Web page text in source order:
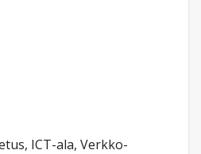
ICT-ala, Verkko-